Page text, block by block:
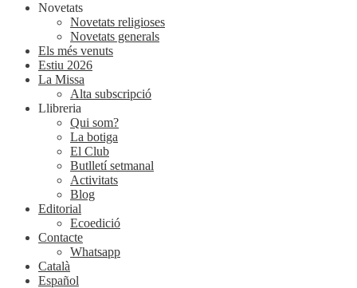
Novetats
Novetats religioses
Novetats generals
Els més venuts
Estiu 2026
La Missa
Alta subscripció
Llibreria
Qui som?
La botiga
El Club
Butlletí setmanal
Activitats
Blog
Editorial
Ecoedició
Contacte
Whatsapp
Català
Español